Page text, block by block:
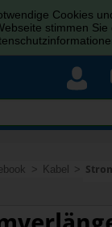
Cookies
stimmen Sie
Kabel